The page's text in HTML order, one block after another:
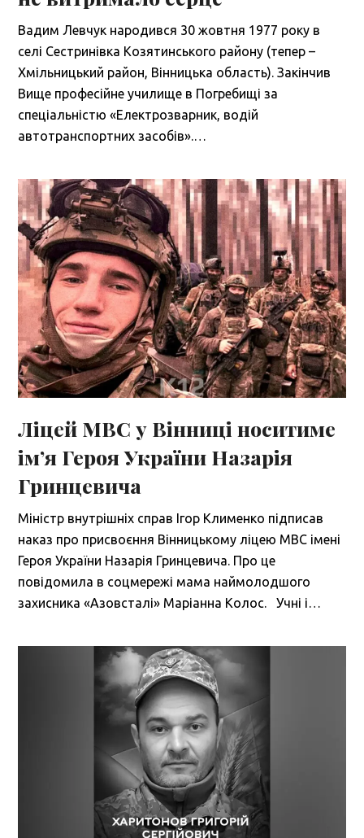
Вадим Левчук народився 30 жовтня 1977 року в
селі Сестринівка Козятинського району (тепер –
Хмільницький район, Вінницька область). Закінчив
Вище професійне училище в Погребищі за
спеціальністю «Електрозварник, водій
автотранспортних засобів».…
Ліцей МВС у Вінниці носитиме
ім’я Героя України Назарія
Гринцевича
Міністр внутрішніх справ Ігор Клименко підписав
наказ про присвоєння Вінницькому ліцею МВС імені
Героя України Назарія Гринцевича. Про це
повідомила в соцмережі мама наймолодшого
захисника «Азовсталі» Маріанна Колос. Учні і…